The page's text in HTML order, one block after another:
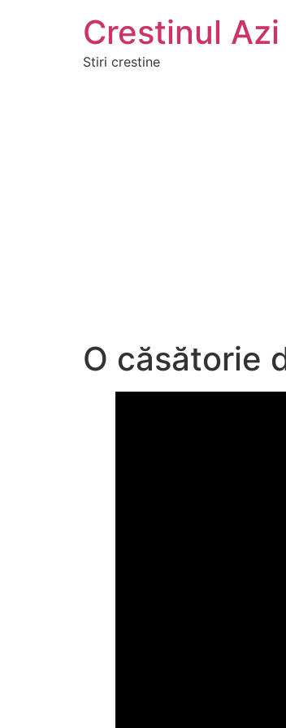
Crestinul Azi
Stiri crestine
O căsătorie